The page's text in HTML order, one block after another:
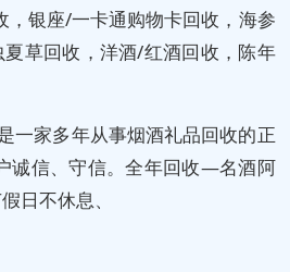
，银座/一卡通购物卡回收，海参
草回收，洋酒/红酒回收，陈年
一家多年从事烟酒礼品回收的正
诚信、守信。全年回收—名酒阿
日不休息、